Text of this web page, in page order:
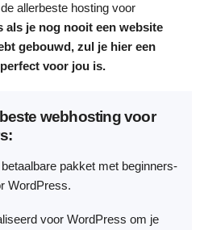
allerbeste hosting voor
als je nog nooit een website
gebouwd, zul je hier een
voor jou is.
webhosting voor
pakket met beginners-
WordPress.
voor WordPress om je